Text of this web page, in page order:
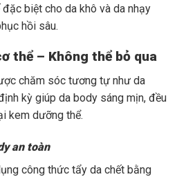
biệt cho da khô và da nhạy
hồi sâu.
thể – Không thể bỏ qua
chăm sóc tương tự như da
kỳ giúp da body sáng mịn, đều
kem dưỡng thể.
an toàn
công thức tẩy da chết bằng